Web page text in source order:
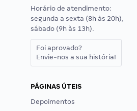
Horário de atendimento:
segunda a sexta (8h às 20h),
sábado (9h às 13h).
Foi aprovado?
Envie-nos a sua história!
PÁGINAS ÚTEIS
Depoimentos